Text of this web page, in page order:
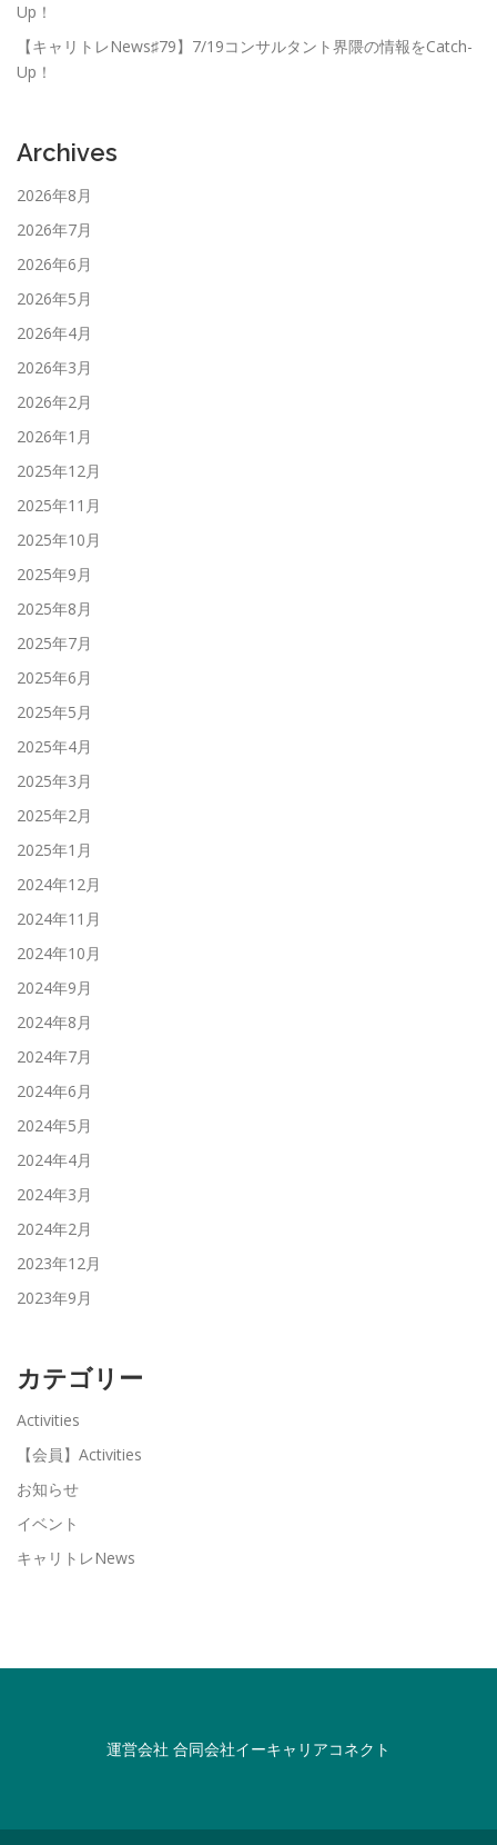
Up！
【キャリトレNews♯79】7/19コンサルタント界隈の情報をCatch-
Up！
Archives
2026年8月
2026年7月
2026年6月
2026年5月
2026年4月
2026年3月
2026年2月
2026年1月
2025年12月
2025年11月
2025年10月
2025年9月
2025年8月
2025年7月
2025年6月
2025年5月
2025年4月
2025年3月
2025年2月
2025年1月
2024年12月
2024年11月
2024年10月
2024年9月
2024年8月
2024年7月
2024年6月
2024年5月
2024年4月
2024年3月
2024年2月
2023年12月
2023年9月
カテゴリー
Activities
【会員】Activities
お知らせ
イベント
キャリトレNews
運営会社 合同会社イーキャリアコネクト